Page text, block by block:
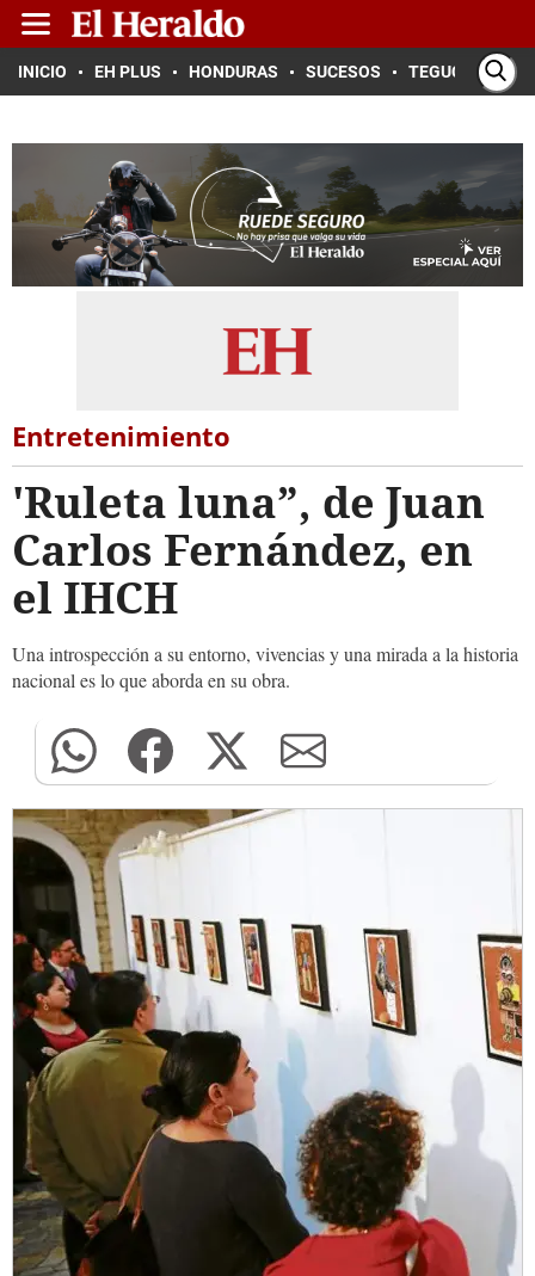
INICIO EH PLUS HONDURAS SUCESOS TEGUCIGALPA
Entretenimiento
'Ruleta luna”, de Juan
Carlos Fernández, en
el IHCH
Una introspección a su entorno, vivencias y una mirada a la historia
nacional es lo que aborda en su obra.